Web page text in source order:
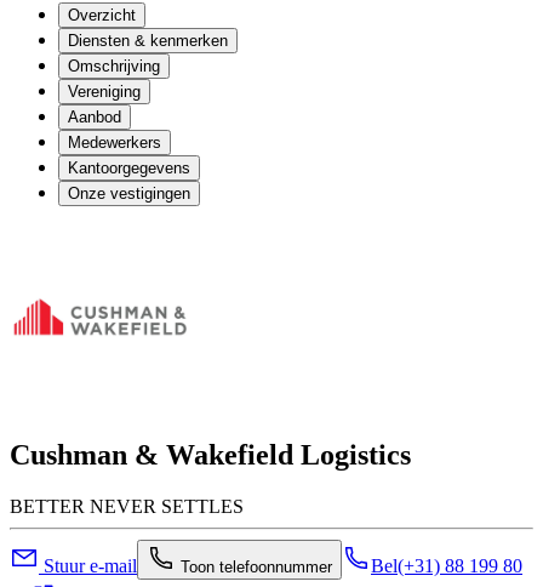
Overzicht
Diensten & kenmerken
Omschrijving
Vereniging
Aanbod
Medewerkers
Kantoorgegevens
Onze vestigingen
Cushman & Wakefield Logistics
BETTER NEVER SETTLES
Stuur e-mail Toon telefoonnummer Bel(+31) 88 199 80